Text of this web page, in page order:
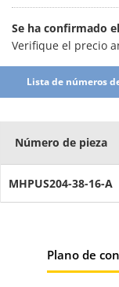
Se ha confirmado
Verifique el precio
Lista de números
Número de pieza
MHPUS204-38-16-A
Plano de